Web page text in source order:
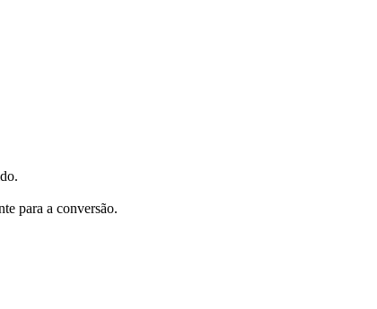
para a conversão.